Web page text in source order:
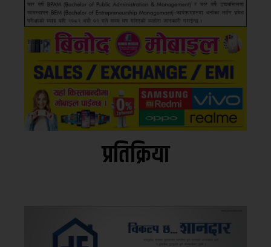
प्रतिक्रिया